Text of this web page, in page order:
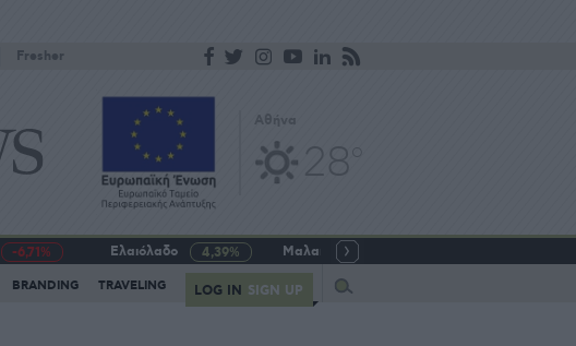
Fresher
-6,71% Ελαιόλαδο 4,39% Μαλακό σιτάρι
BRANDING TRAVELING LOG IN SIGN UP